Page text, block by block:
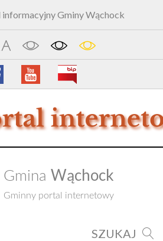
Gminy Wąchock
Gmina Wąchock
Gminny portal internetowy
SZUKAJ